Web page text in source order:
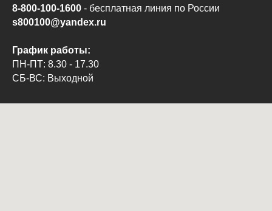
8-800-100-1600 - бесплатная линия по России
s800100@yandex.ru
График работы:
ПН-ПТ: 8.30 - 17.30
СБ-ВС: Выходной